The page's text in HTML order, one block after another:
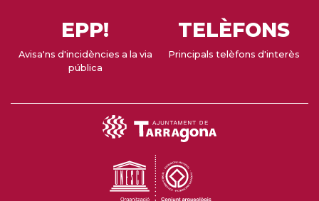
EPP!
Avisa'ns d'incidències a la via
pública
TELÈFONS
Principals telèfons d'interès